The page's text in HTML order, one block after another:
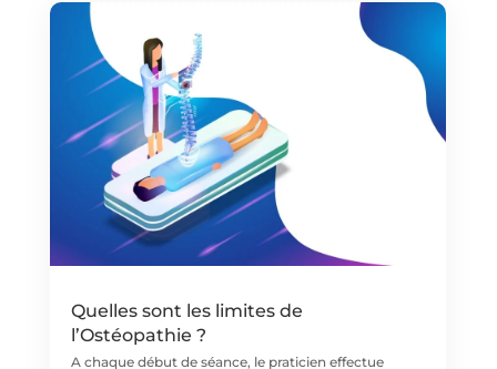
Quelles sont les limites de
l’Ostéopathie ?
A chaque début de séance, le praticien effectue